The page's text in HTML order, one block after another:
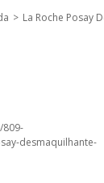
> La Roche Posay